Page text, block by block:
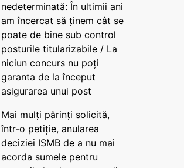
nedeterminată: În ultimii ani
am încercat să ținem cât se
poate de bine sub control
posturile titularizabile / La
niciun concurs nu poți
garanta de la început
asigurarea unui post
Mai mulți părinți solicită,
într-o petiție, anularea
deciziei ISMB de a nu mai
acorda sumele pentru